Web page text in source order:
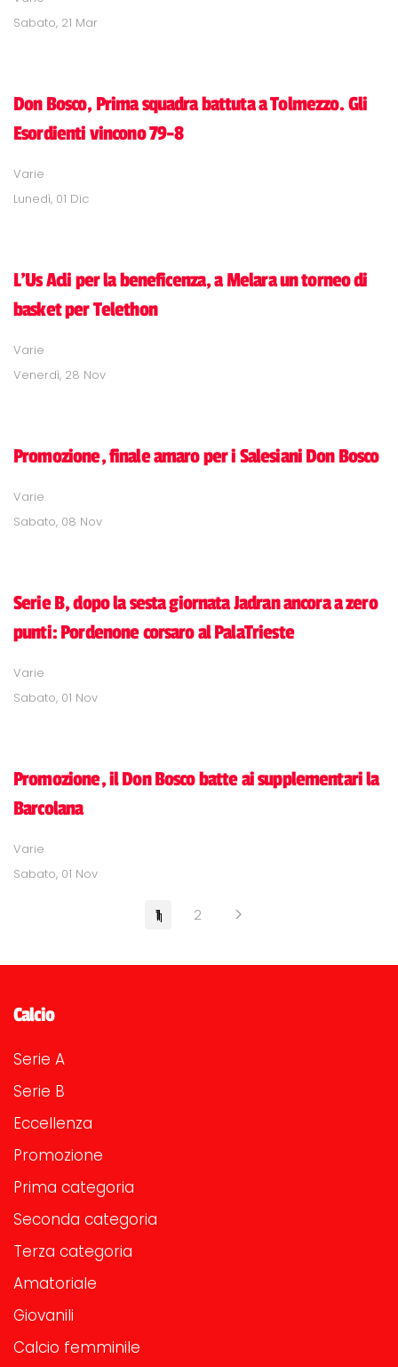
Sabato, 21 Mar
Don Bosco, Prima squadra battuta a Tolmezzo. Gli
Esordienti vincono 79-8
Varie
Lunedì, 01 Dic
L'Us Acli per la beneficenza, a Melara un torneo di
basket per Telethon
Varie
Venerdì, 28 Nov
Promozione, finale amaro per i Salesiani Don Bosco
Varie
Sabato, 08 Nov
Serie B, dopo la sesta giornata Jadran ancora a zero
punti: Pordenone corsaro al PalaTrieste
Varie
Sabato, 01 Nov
Promozione, il Don Bosco batte ai supplementari la
Barcolana
Varie
Sabato, 01 Nov
1 2
Calcio
Serie A
Serie B
Eccellenza
Promozione
Prima categoria
Seconda categoria
Terza categoria
Amatoriale
Giovanili
Calcio femminile